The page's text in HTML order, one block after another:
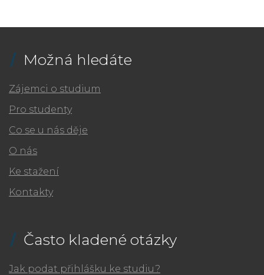
Možná hledáte
Zájemci o studium
Pro studenty
Co se u nás děje
O nás
Ke stažení
Kontakty
Často kladené otázky
Jak podat přihlášku ke studiu?